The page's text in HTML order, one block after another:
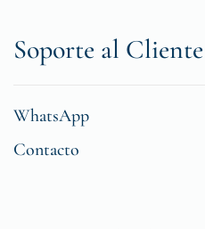
Soporte al Cliente
WhatsApp
Contacto